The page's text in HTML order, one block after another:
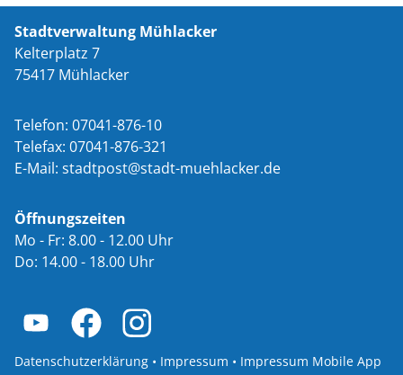
Stadtverwaltung Mühlacker
Kelterplatz 7
75417 Mühlacker
Telefon: 07041-876-10
Telefax: 07041-876-321
E-Mail: st dtp st st dt-m hl ck r d
Öffnungszeiten
Mo - Fr: 8.00 - 12.00 Uhr
Do: 14.00 - 18.00 Uhr
Datenschutzerklärung • Impressum • Impressum Mobile App